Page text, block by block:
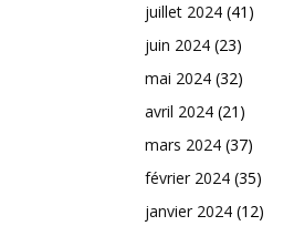
juillet 2024 (41)
juin 2024 (23)
mai 2024 (32)
avril 2024 (21)
mars 2024 (37)
février 2024 (35)
janvier 2024 (12)